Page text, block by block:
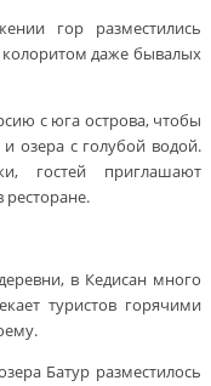
гор разместились
даже бывалых
с юга острова, чтобы
озера с голубой водой.
гостей приглашают
ресторане.
в Кедисан много
туристов горячими
Батур разместилось